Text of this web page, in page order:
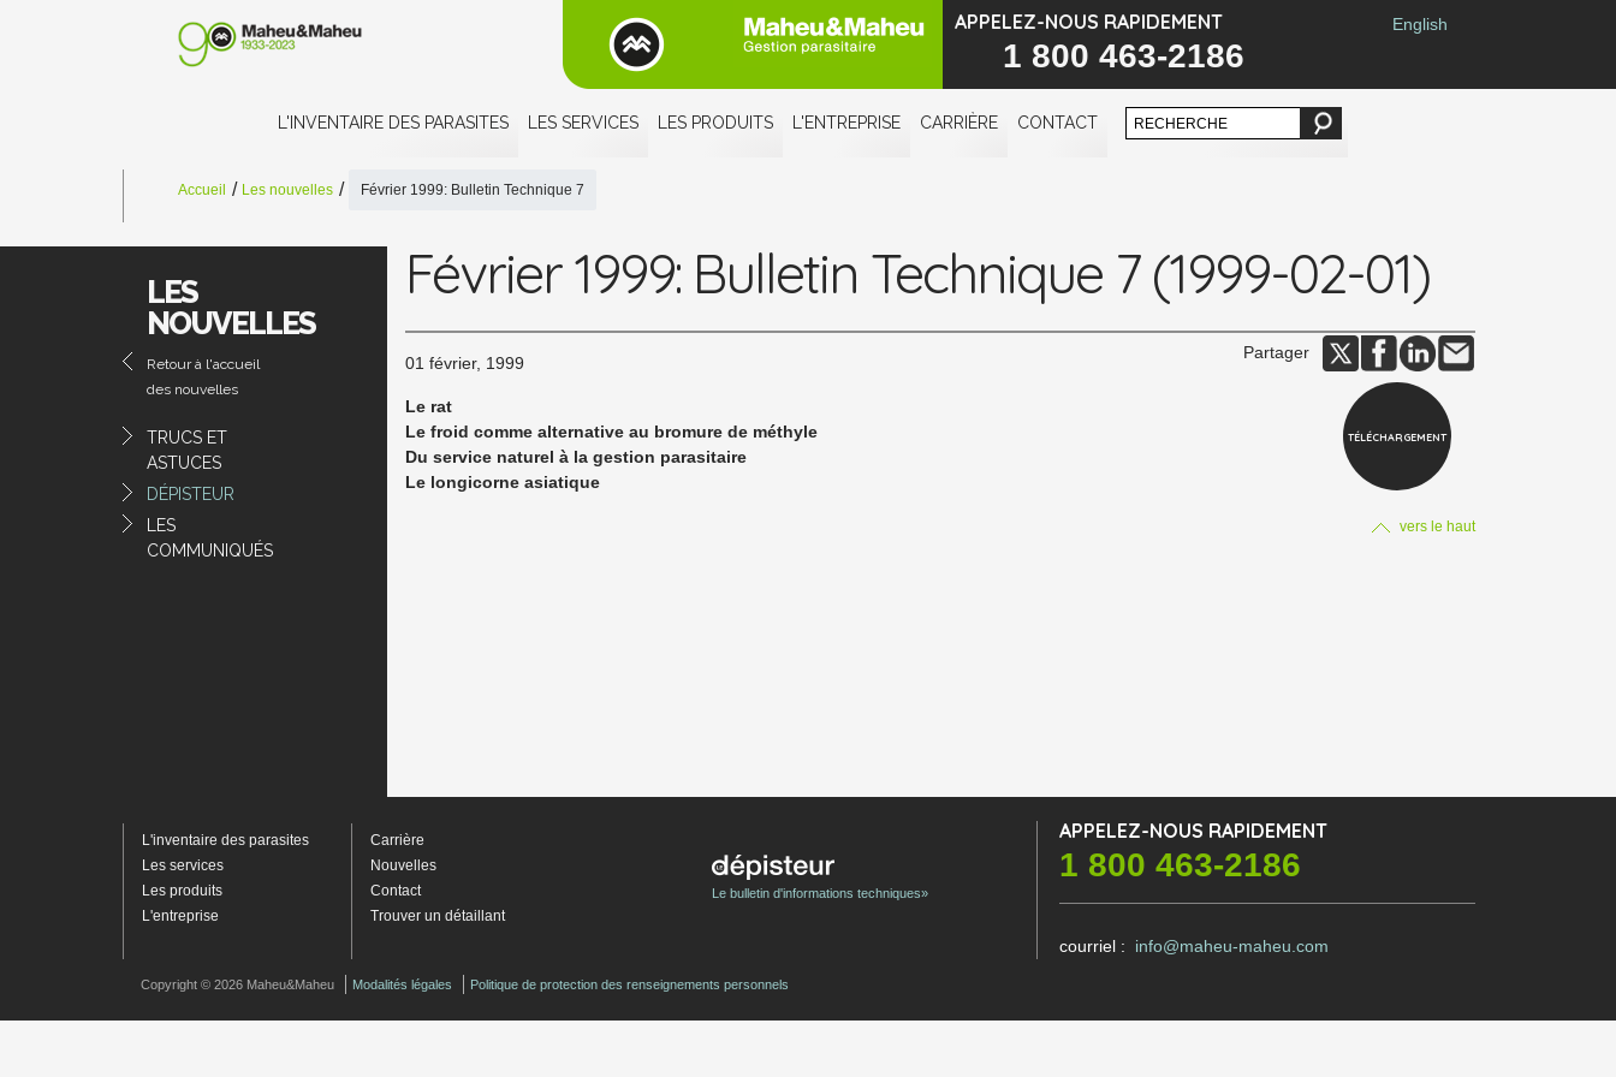
APPELEZ-NOUS RAPIDEMENT
1 800 463-2186
English
L'INVENTAIRE DES PARASITES LES SERVICES LES PRODUITS L'ENTREPRISE CARRIÈRE CONTACT
Accueil Les nouvelles Février 1999: Bulletin Technique 7
LES
NOUVELLES
Retour à l'accueil
des nouvelles
TRUCS ET
ASTUCES
DÉPISTEUR
LES
COMMUNIQUÉS
Février 1999: Bulletin Technique 7 (1999-02-01)
01 février, 1999
Partager
Le rat
Le froid comme alternative au bromure de méthyle
Du service naturel à la gestion parasitaire
Le longicorne asiatique
vers le haut
TÉLÉCHARGEMENT
L'inventaire des parasites
Les services
Les produits
L'entreprise
Carrière
Nouvelles
Contact
Trouver un détaillant
Le bulletin d'informations techniques»
APPELEZ-NOUS RAPIDEMENT
1 800 463-2186
courriel : info@maheu-maheu.com
Copyright © 2026 Maheu&Maheu Modalités légales Politique de protection des renseignements personnels